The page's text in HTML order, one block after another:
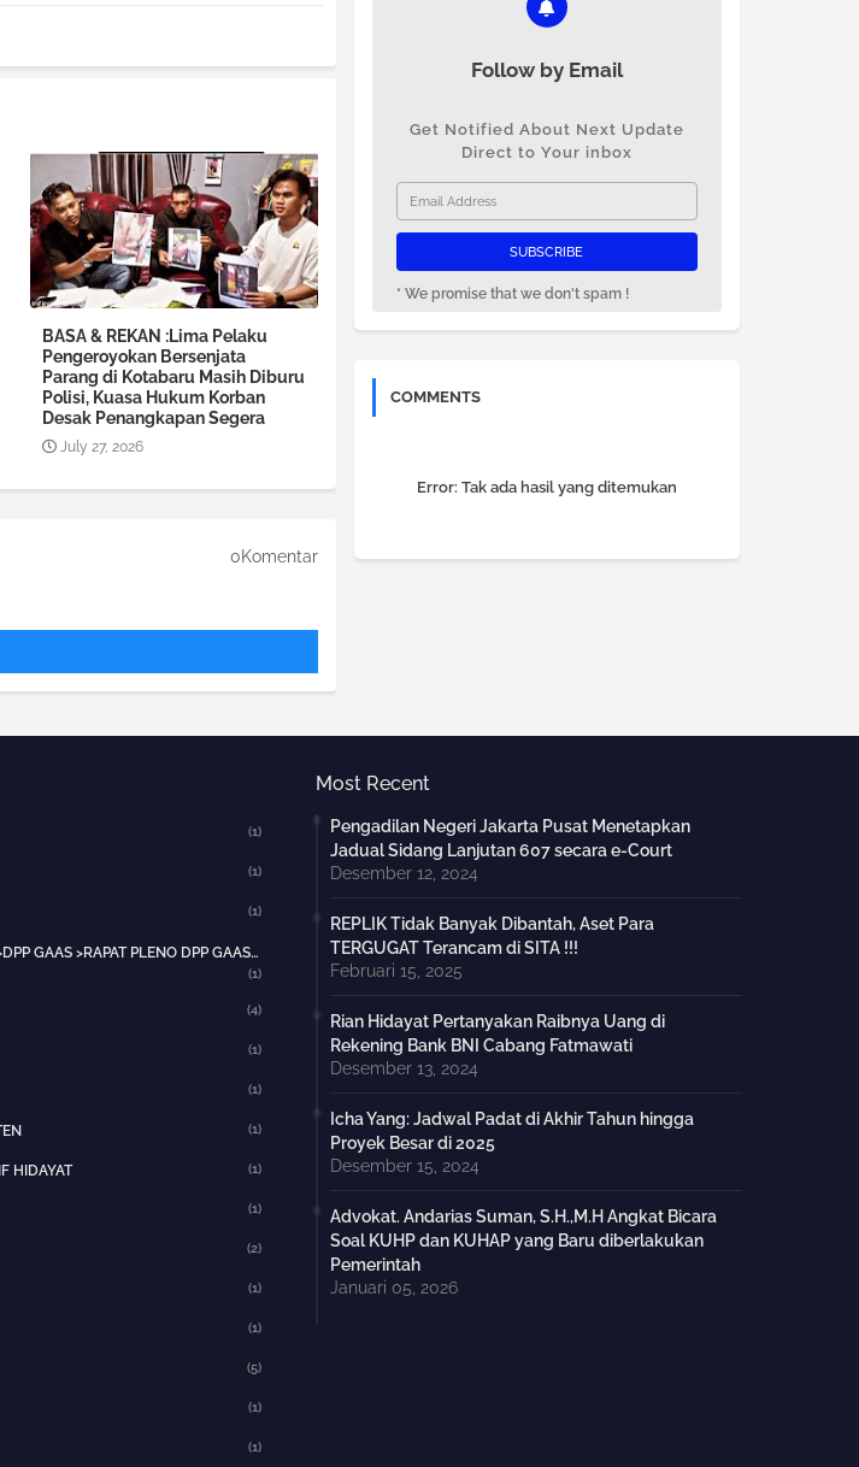
BASA & REKAN :Lima Pelaku
Pengeroyokan Bersenjata
Parang di Kotabaru Masih Diburu
Polisi, Kuasa Hukum Korban
Desak Penangkapan Segera
July 27, 2026
0Komentar
Follow by Email
Get Notified About Next Update
Direct to Your inbox
* We promise that we don't spam !
COMMENTS
Error: Tak ada hasil yang ditemukan
(1)
(1)
(1)
CEO INDONESIA.BIZ.ID >DPP GAAS >RAPAT PLENO DPP GAAS >JAKARTA PUSAT>HOTNEWS>
(1)
(4)
(1)
(1)
(1)
HIDAYAT (1)
(1)
(2)
(1)
(1)
(5)
(1)
(1)
Most Recent
Pengadilan Negeri Jakarta Pusat Menetapkan
Jadual Sidang Lanjutan 607 secara e-Court
Desember 12, 2024
REPLIK Tidak Banyak Dibantah, Aset Para
TERGUGAT Terancam di SITA !!!
Februari 15, 2025
Rian Hidayat Pertanyakan Raibnya Uang di
Rekening Bank BNI Cabang Fatmawati
Desember 13, 2024
Icha Yang: Jadwal Padat di Akhir Tahun hingga
Proyek Besar di 2025
Desember 15, 2024
Advokat. Andarias Suman, S.H.,M.H Angkat Bicara
Soal KUHP dan KUHAP yang Baru diberlakukan
Pemerintah
Januari 05, 2026